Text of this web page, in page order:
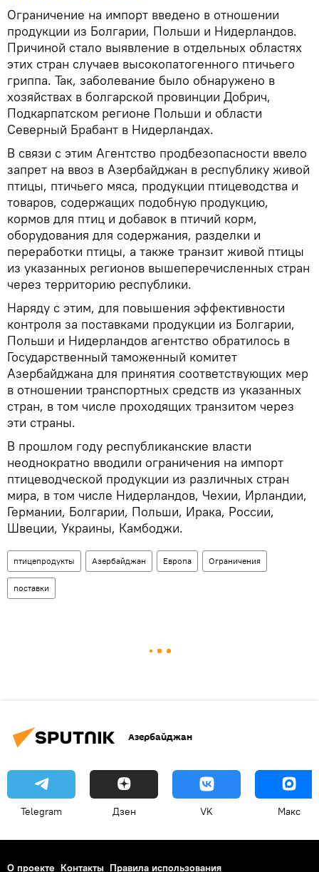
Ограничение на импорт введено в отношении
продукции из Болгарии, Польши и Нидерландов.
Причиной стало выявление в отдельных областях
этих стран случаев высокопатогенного птичьего
гриппа. Так, заболевание было обнаружено в
хозяйствах в болгарской провинции Добрич,
Подкарпатском регионе Польши и области
Северный Брабант в Нидерландах.
В связи с этим Агентство продбезопасности ввело
запрет на ввоз в Азербайджан в республику живой
птицы, птичьего мяса, продукции птицеводства и
товаров, содержащих подобную продукцию,
кормов для птиц и добавок в птичий корм,
оборудования для содержания, разделки и
переработки птицы, а также транзит живой птицы
из указанных регионов вышеперечисленных стран
через территорию республики.
Наряду с этим, для повышения эффективности
контроля за поставками продукции из Болгарии,
Польши и Нидерландов агентство обратилось в
Государственный таможенный комитет
Азербайджана для принятия соответствующих мер
в отношении транспортных средств из указанных
стран, в том числе проходящих транзитом через
эти страны.
В прошлом году республиканские власти
неоднократно вводили ограничения на импорт
птицеводческой продукции из различных стран
мира, в том числе Нидерландов, Чехии, Ирландии,
Германии, Болгарии, Польши, Ирака, России,
Швеции, Украины, Камбоджи.
птицепродукты Азербайджан Европа Ограничения
поставки
Азербайджан
Telegram Дзен VK Макс
О проекте Контакты Правила использования